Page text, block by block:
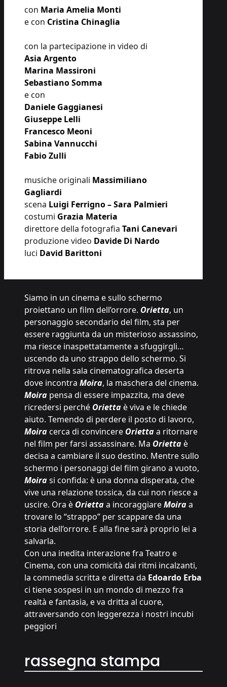
con Maria Amelia Monti
e con Cristina Chinaglia
con la partecipazione in video di
Asia Argento
Marina Massironi
Sebastiano Somma
e con
Daniele Gaggianesi
Giuseppe Lelli
Francesco Meoni
Sabina Vannucchi
Fabio Zulli
musiche originali Massimiliano
Gagliardi
scena Luigi Ferrigno – Sara Palmieri
costumi Grazia Materia
direttore della fotografia Tani Canevari
produzione video Davide Di Nardo
luci David Barittoni
Siamo in un cinema e sullo schermo
proiettano un film dell’orrore. Orietta, un
personaggio secondario del film, sta per
essere raggiunta da un misterioso assassino,
ma riesce inaspettatamente a sfuggirgli…
uscendo da uno strappo dello schermo. Si
ritrova nella sala cinematografica deserta
dove incontra Moira, la maschera del cinema.
Moira pensa di essere impazzita, ma deve
ricredersi perché Orietta è viva e le chiede
aiuto. Temendo di perdere il posto di lavoro,
Moira cerca di convincere Oriettaa ritornare
nel film per farsi assassinare. Ma Orietta è
decisa a cambiare il suo destino. Mentre sullo
schermo i personaggi del film girano a vuoto,
Moirasi confida: è una donna disperata, che
vive una relazione tossica, da cui non riesce a
uscire. Ora è Oriettaa incoraggiareMoiraa
trovare lo “strappo” per scappare da una
storia dell’orrore. E alla fine sarà proprio lei a
salvarla.
Con una inedita interazione fra Teatro e
Cinema, con una comicità dai ritmi incalzanti,
la commedia scritta e diretta da Edoardo Erba
ci tiene sospesi in un mondo di mezzo fra
realtà e fantasia, e va dritta al cuore,
attraversando con leggerezza i nostri incubi
peggiori
rassegna stampa